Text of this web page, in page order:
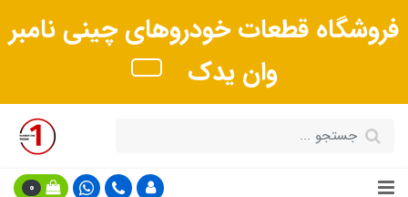
فروشگاه قطعات خودروهای چینی نامبر
وان یدک
0